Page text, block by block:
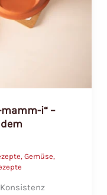
i“ –
, Gemüse,